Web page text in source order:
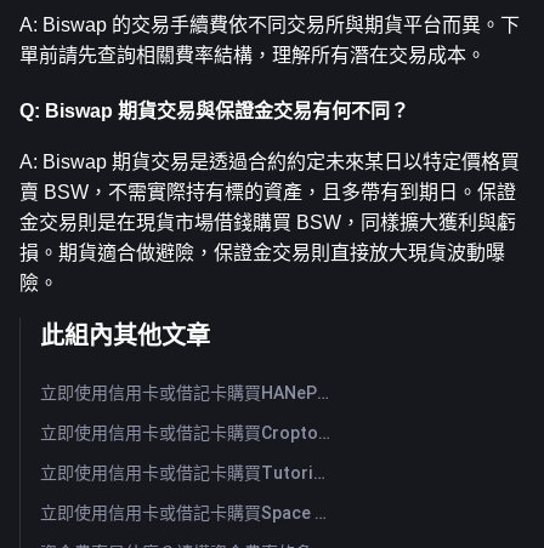
A: Biswap 的交易手續費依不同交易所與期貨平台而異。下
單前請先查詢相關費率結構，理解所有潛在交易成本。
Q: Biswap 期貨交易與保證金交易有何不同？
A: Biswap 期貨交易是透過合約約定未來某日以特定價格買
賣 BSW，不需實際持有標的資產，且多帶有到期日。保證
金交易則是在現貨市場借錢購買 BSW，同樣擴大獲利與虧
損。期貨適合做避險，保證金交易則直接放大現貨波動曝
險。
此組內其他文章
立即使用信用卡或借記卡購買HANePlatform (HANEP)
立即使用信用卡或借記卡購買Cropto Wheat Token (CROW)
立即使用信用卡或借記卡購買Tutorial (TUT)
立即使用信用卡或借記卡購買Space ID (ID)